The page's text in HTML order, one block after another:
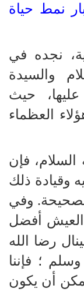
نمط حياة
نجده في
والسيدة
حيث
العظماء
السلام، فإن
وقيادة ذلك
الصحيحة. وفي
أفضل
رضا الله
؛ فإننا
أن يكون